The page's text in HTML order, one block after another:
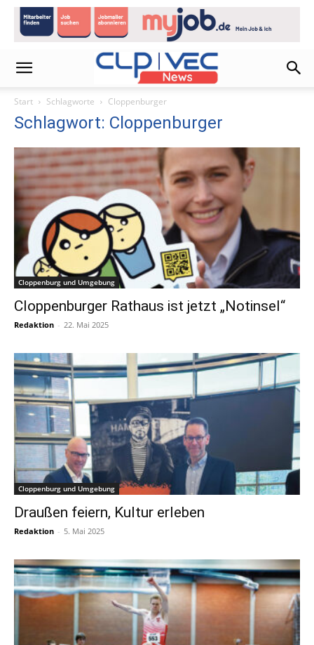
Start Schlagworte Cloppenburger
Schlagwort: Cloppenburger
Cloppenburg und Umgebung
Cloppenburger Rathaus ist jetzt „Notinsel“
Redaktion - 22. Mai 2025
Cloppenburg und Umgebung
Draußen feiern, Kultur erleben
Redaktion - 5. Mai 2025